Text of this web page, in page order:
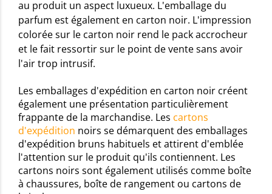
au produit un aspect luxueux. L'emballage du
parfum est également en carton noir. L'impression
colorée sur le carton noir rend le pack accrocheur
et le fait ressortir sur le point de vente sans avoir
l'air trop intrusif.
Les emballages d'expédition en carton noir créent
également une présentation particulièrement
frappante de la marchandise. Les cartons
d'expédition noirs se démarquent des emballages
d'expédition bruns habituels et attirent d'emblée
l'attention sur le produit qu'ils contiennent. Les
cartons noirs sont également utilisés comme boîte
à chaussures, boîte de rangement ou cartons de